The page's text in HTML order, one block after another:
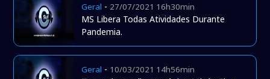
Geral - 27/07/2021 16h30min
MS Libera Todas Atividades Durante
Pandemia.
Geral - 10/03/2021 14h56min